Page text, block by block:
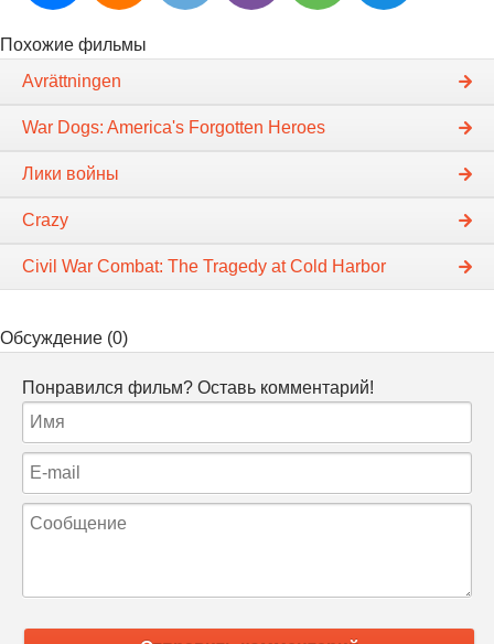
Похожие фильмы
Avrättningen
War Dogs: America's Forgotten Heroes
Лики войны
Crazy
Civil War Combat: The Tragedy at Cold Harbor
Обсуждение (0)
Понравился фильм? Оставь комментарий!